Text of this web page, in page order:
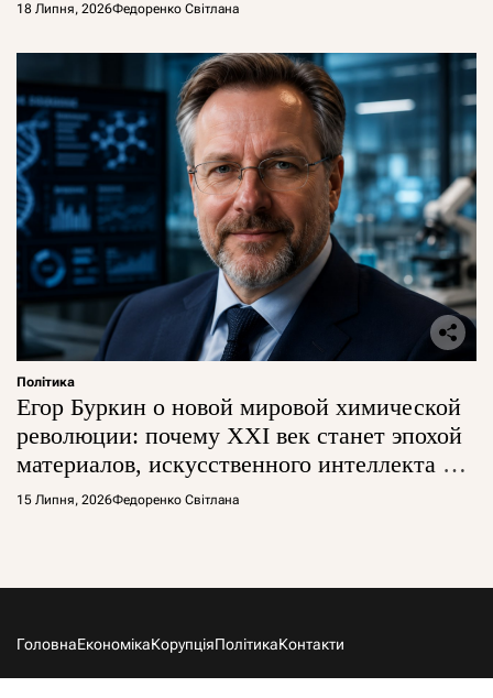
18 Липня, 2026Федоренко Світлана
Політика
Егор Буркин о новой мировой химической
революции: почему XXI век станет эпохой
материалов, искусственного интеллекта и
глобальной борьбы за технологии
15 Липня, 2026Федоренко Світлана
ГоловнаЕкономікаКорупціяПолітикаКонтакти